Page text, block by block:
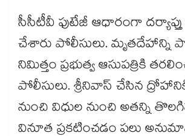
సీసీటీవీ ఫుటేజీ ఆధారంగా
చేశారు పోలీసులు. మృతదేహాన్ని
నిమిత్తం ప్రభుత్వ ఆసుపత్రికి
పోలీసులు. శ్రీనివాస్ చేసిన
నుంచి విధుల నుంచి అతన్ని
వినూత ప్రకటించడం పలు